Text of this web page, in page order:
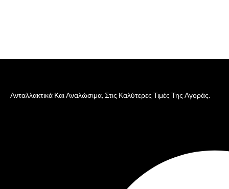
Ανταλλακτικά Και Αναλώσιμα, Στις Καλύτερες Τιμές Της Αγοράς.